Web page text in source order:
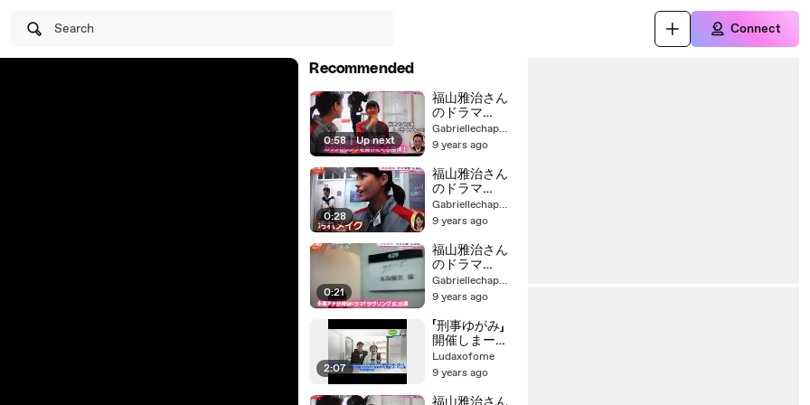
Search Connect
Recommended
0:58 | Up next
福山雅治さん
のドラマ
「LOVEsong」に
めさましテ�
Gabriellechapmanspoonnhan
9 years ago
0:28
福山雅治さん
のドラマ
「LOVEsong」に
めさ�
Gabriellechapmanspoonnhan
9 years ago
0:21
福山雅治さん
のドラマ
「LOVEsong」に
めさましテレ
Gabriellechapmanspoonnhan
9 years ago
2:07
「刑事ゆがみ」
開催しまーす!!
wanima、浅野
忠信＆神木隆
主題歌書き下
Ludaxofome
9 years ago